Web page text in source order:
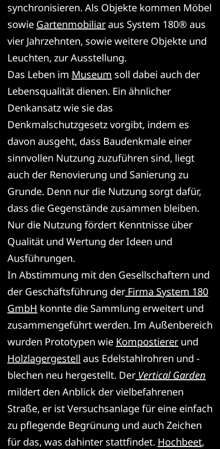
synchronisieren. Als Objekte kommen Möbel
sowie Gartenmobiliar aus System 180® aus
vier Jahrzehnten, sowie weitere Objekte und
Leuchten, zur Ausstellung.
Das Leben im Museum soll dabei auch der
Lebensqualität dienen. Ein ähnlicher
Denkansatz wie sie das
Denkmalschutzgesetz vorgibt, indem es
davon ausgeht, dass Baudenkmale einer
sinnvollen Nutzung zuzuführen sind, liegt
auch der Renovierung und Sanierung zu
Grunde. Denn nur die Nutzung sorgt dafür,
dass die Gegenstände zusammen bleiben.
Nur die Nutzung fördert Kenntnisse über
Qualität und Wertung der Ideen und
Ausführungen.
In Abstimmung mit den Gesellschaftern und
der Geschäftsführung der Firma System 180
GmbH konnte die Sammlung erweitert und
zusammengeführt werden. Im Außenbereich
wurden Prototypen wie Kompostierer und
Holzlagergestell aus Edelstahlrohren und -
blechen neu hergestellt. Der Vertical Garden
mildert den Anblick der vielbefahrenen
Straße, er ist Versuchsanlage für eine einfach
zu pflegende Begrünung und auch Zeichen
für das, was dahinter stattfindet. Hochbeet,